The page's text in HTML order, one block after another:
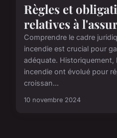
Règles et
relatives à
Comprendre le cadre
incendie est crucial pour
adéquate. Historiquement,
incendie ont évolué pour
croissan...
10 novembre 2024